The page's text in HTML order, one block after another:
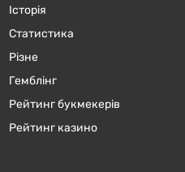
Історія
Статистика
Різне
Гемблінг
Рейтинг букмекерів
Рейтинг казино